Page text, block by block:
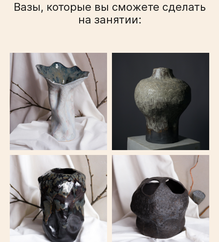
Вазы, которые вы сможете сделать
на занятии: